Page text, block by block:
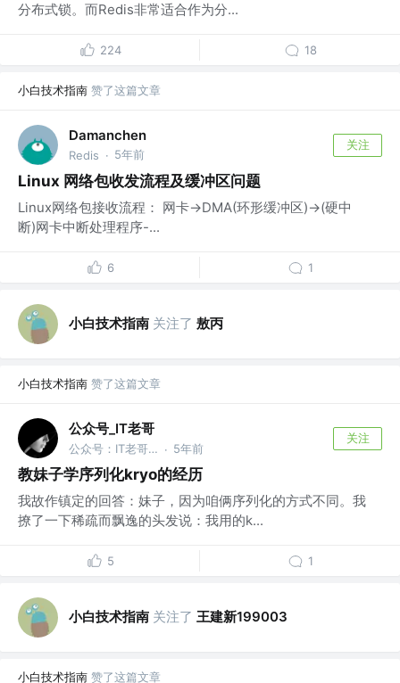
分布式锁。而Redis非常适合作为分...
224 18
小白技术指南 赞了这篇文章
Damanchen
Redis · 5年前
关注
Linux 网络包收发流程及缓冲区问题
Linux网络包接收流程： 网卡->DMA(环形缓冲区)->(硬中
断)网卡中断处理程序-...
6 1
小白技术指南 关注了 敖丙
小白技术指南 赞了这篇文章
公众号_IT老哥
公众号：IT老哥，获取300G Java资料 · 5年前
关注
教妹子学序列化kryo的经历
我故作镇定的回答：妹子，因为咱俩序列化的方式不同。我
撩了一下稀疏而飘逸的头发说：我用的k...
5 1
小白技术指南 关注了 王建新199003
小白技术指南 赞了这篇文章